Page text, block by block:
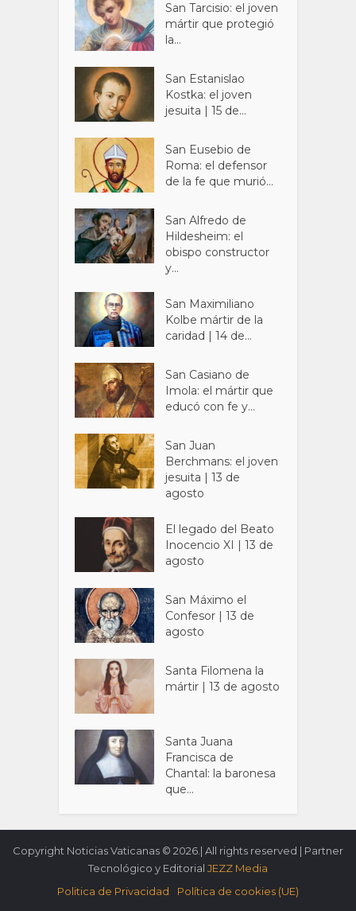
San Tarcisio: el joven
mártir que protegió
la...
San Estanislao
Kostka: el joven
jesuita | 15 de...
San Eusebio de
Roma: el defensor
de la fe que murió...
San Alfredo de
Hildesheim: el
obispo constructor
y...
San Maximiliano
Kolbe mártir de la
caridad | 14 de...
San Casiano de
Imola: el mártir que
educó con fe y...
San Juan
Berchmans: el joven
jesuita | 13 de
agosto
El legado del Beato
Inocencio XI | 13 de
agosto
San Máximo el
Confesor | 13 de
agosto
Santa Filomena la
mártir | 13 de agosto
Santa Juana
Francisca de
Chantal: la baronesa
que...
Copyright Noticias Vaticanas © 2026.| All rights reserved | Partner
Tecnológico y Editorial JEZZ Media
Politica de Privacidad
Política de cookies (UE)